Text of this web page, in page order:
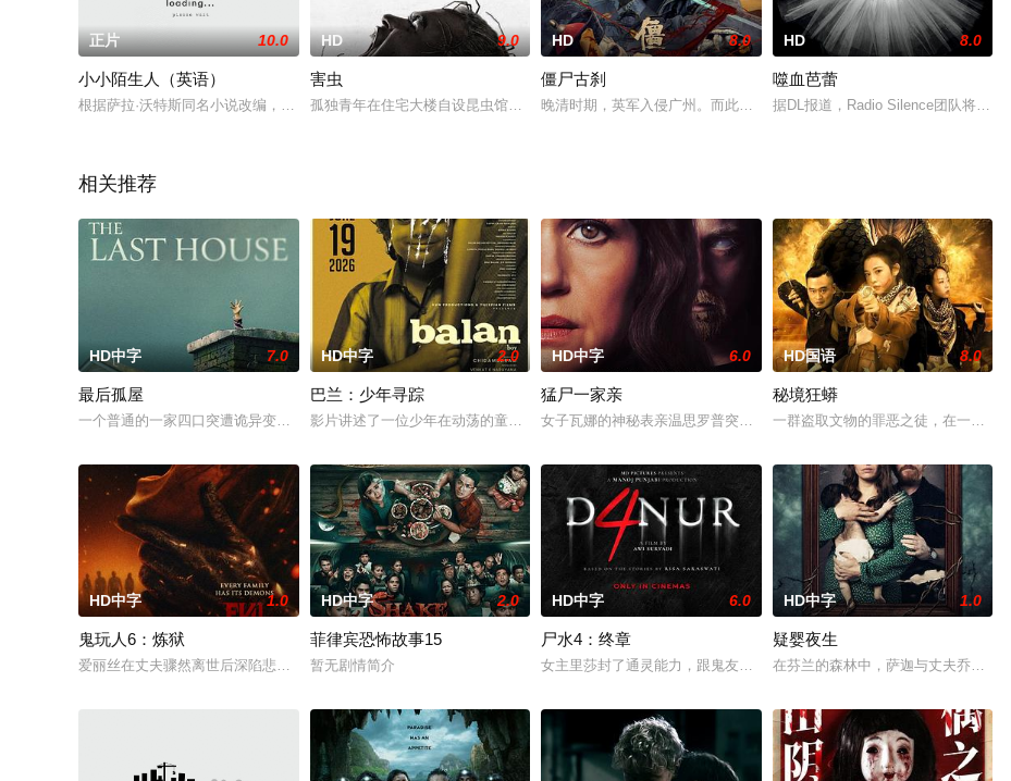
正片 10.0
小小陌生人（英语）
根据萨拉·沃特斯同名小说改编，讲述衰败的艾尔斯家族遭受神秘病痛折磨，医生法拉第医生(格里森
HD 9.0
害虫
孤独青年在住宅大楼自设昆虫馆，把各种昆虫和爬虫类视为宠物，蝎子蜈蚣爱不释手。新宠儿是一只外
HD 8.0
僵尸古刹
晚清时期，英军入侵广州。而此时，三元里的一处古刹，竟惊现僵尸袭人
HD 8.0
噬血芭蕾
据DL报道，Radio Silence团队将执导
相关推荐
HD中字 7.0
最后孤屋
一个普通的一家四口突遭诡异变故，被困在自家房屋中超过 1000 天无法出门。在资源消耗殆尽
HD中字 2.0
巴兰：少年寻踪
影片讲述了一位少年在动荡的童年中长大，母亲又突然失踪后，他踏上了寻母之旅。这不仅是对母亲下
HD中字 6.0
猛尸一家亲
女子瓦娜的神秘表亲温思罗普突然仓皇登门，身后还跟着一个来自异界的危
HD国语 8.0
秘境狂蟒
一群盗取文物的罪恶之徒，在一次盗
HD中字 1.0
鬼玩人6：炼狱
爱丽丝在丈夫骤然离世后深陷悲痛，受邀前往公婆的乡间庄园暂住，试图和丈夫的家人互相慰藉，一同
HD中字 2.0
菲律宾恐怖故事15
暂无剧情简介
HD中字 6.0
尸水4：终章
女主里莎封了通灵能力，跟鬼友断联多年，就想安安稳稳陪妹妹结婚。结果
HD中字 1.0
疑婴夜生
在芬兰的森林中，萨迦与丈夫乔恩迎